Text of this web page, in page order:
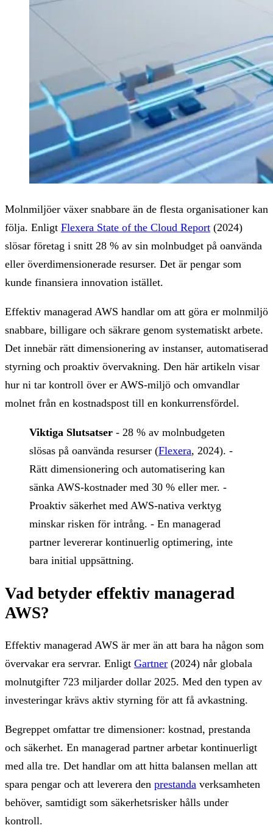
Molnmiljöer växer snabbare än de flesta organisationer kan
följa. Enligt Flexera State of the Cloud Report (2024)
slösar företag i snitt 28 % av sin molnbudget på oanvända
eller överdimensionerade resurser. Det är pengar som
kunde finansiera innovation istället.
Effektiv managerad AWS handlar om att göra er molnmiljö
snabbare, billigare och säkrare genom systematiskt arbete.
Det innebär rätt dimensionering av instanser, automatiserad
styrning och proaktiv övervakning. Den här artikeln visar
hur ni tar kontroll över er AWS-miljö och omvandlar
molnet från en kostnadspost till en konkurrensfördel.
Viktiga Slutsatser - 28 % av molnbudgeten
slösas på oanvända resurser (Flexera, 2024). -
Rätt dimensionering och automatisering kan
sänka AWS-kostnader med 30 % eller mer. -
Proaktiv säkerhet med AWS-nativa verktyg
minskar risken för intrång. - En managerad
partner levererar kontinuerlig optimering, inte
bara initial uppsättning.
Vad betyder effektiv managerad
AWS?
Effektiv managerad AWS är mer än att bara ha någon som
övervakar era servrar. Enligt Gartner (2024) når globala
molnutgifter 723 miljarder dollar 2025. Med den typen av
investeringar krävs aktiv styrning för att få avkastning.
Begreppet omfattar tre dimensioner: kostnad, prestanda
och säkerhet. En managerad partner arbetar kontinuerligt
med alla tre. Det handlar om att hitta balansen mellan att
spara pengar och att leverera den prestanda verksamheten
behöver, samtidigt som säkerhetsrisker hålls under
kontroll.